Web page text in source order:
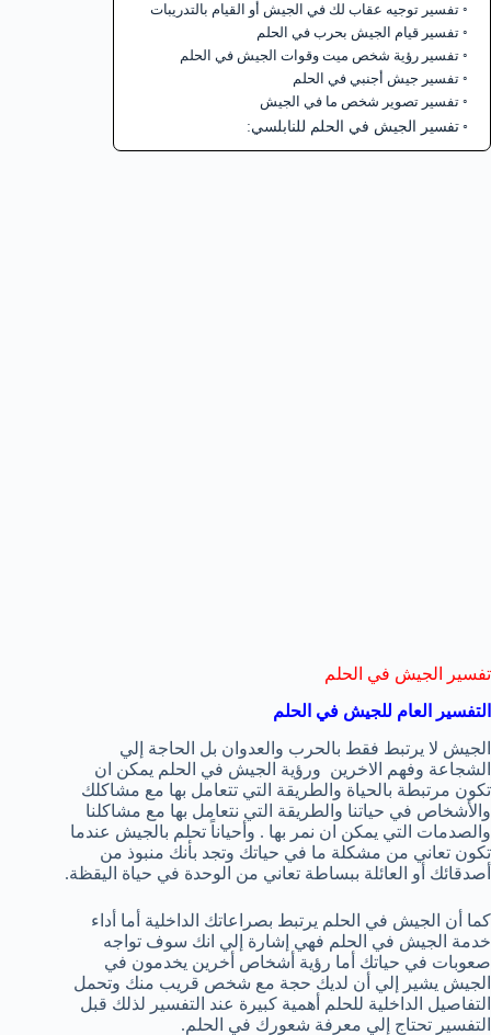
تفسير توجيه عقاب لك في الجيش أو القيام بالتدريبات
تفسير قيام الجيش بحرب في الحلم
تفسير رؤية شخص ميت وقوات الجيش في الحلم
تفسير جيش أجنبي في الحلم
تفسير تصوير شخص ما في الجيش
تفسير الجيش في الحلم للنابلسي:
تفسير الجيش في الحلم
التفسير العام للجيش في الحلم
الجيش لا يرتبط فقط بالحرب والعدوان بل الحاجة إلي
الشجاعة وفهم الاخرين ورؤية الجيش في الحلم يمكن ان
تكون مرتبطة بالحياة والطريقة التي تتعامل بها مع مشاكلك
والأشخاص في حياتنا والطريقة التي نتعامل بها مع مشاكلنا
والصدمات التي يمكن ان نمر بها . وأحياناً تحلم بالجيش عندما
تكون تعاني من مشكلة ما في حياتك وتجد بأنك منبوذ من
أصدقائك أو العائلة ببساطة تعاني من الوحدة في حياة اليقظة.
كما أن الجيش في الحلم يرتبط بصراعاتك الداخلية أما أداء
خدمة الجيش في الحلم فهي إشارة إلي انك سوف تواجه
صعوبات في حياتك أما رؤية أشخاص أخرين يخدمون في
الجيش يشير إلي أن لديك حجة مع شخص قريب منك وتحمل
التفاصيل الداخلية للحلم أهمية كبيرة عند التفسير لذلك قبل
التفسير تحتاج إلي معرفة شعورك في الحلم.